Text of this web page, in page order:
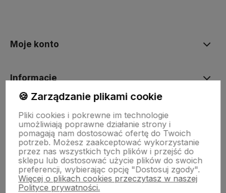
Moje konto
Informacje
O nas
Dostawa i płatności
Sklepy stacjonarne
🍪 Zarządzanie plikami cookie
Pliki cookies i pokrewne im technologie
umożliwiają poprawne działanie strony i
pomagają nam dostosować ofertę do Twoich
potrzeb. Możesz zaakceptować wykorzystanie
przez nas wszystkich tych plików i przejść do
sklepu lub dostosować użycie plików do swoich
preferencji, wybierając opcję "Dostosuj zgody".
Więcej o plikach cookies przeczytasz w naszej
Polityce prywatności.